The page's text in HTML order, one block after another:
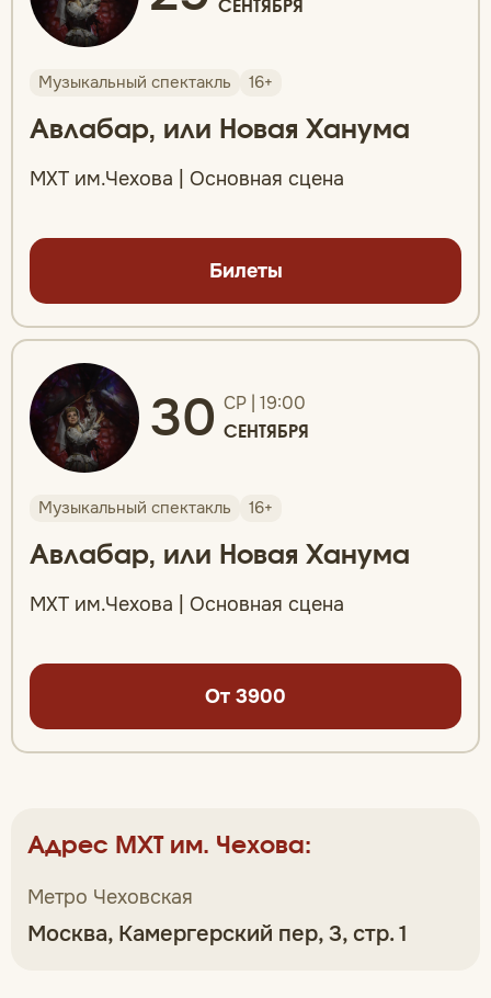
СЕНТЯБРЯ
Музыкальный спектакль 16+
Авлабар, или Новая Ханума
МХТ им.Чехова | Основная сцена
Билеты
30 СР | 19:00
СЕНТЯБРЯ
Музыкальный спектакль 16+
Авлабар, или Новая Ханума
МХТ им.Чехова | Основная сцена
От 3900
Адрес МХТ им. Чехова:
Метро Чеховская
Москва, Камергерский пер, 3, стр. 1